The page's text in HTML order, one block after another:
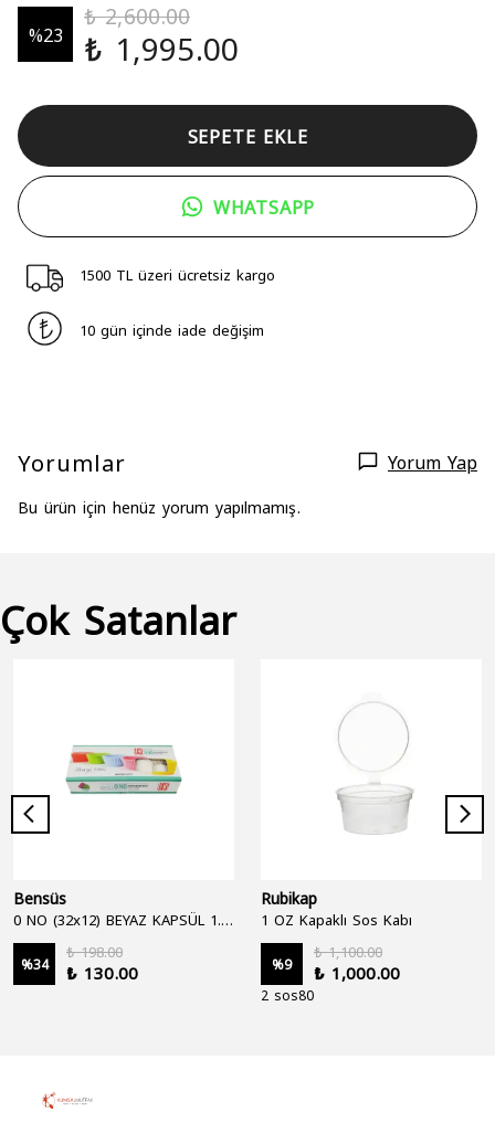
%23
₺ 2,600.00
₺ 1,995.00
SEPETE EKLE
WHATSAPP
1500 TL üzeri ücretsiz kargo
10 gün içinde iade değişim
Yorumlar Yorum Yap
Bu ürün için henüz yorum yapılmamış.
Çok Satanlar
Bensüs
%34
₺ 198.00
₺ 130.00
Rubikap
1 OZ Kapaklı Sos Kabı
%9
₺ 1,100.00
₺ 1,000.00
2 sos80